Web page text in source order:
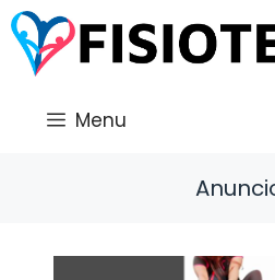
Saltar
al
contenido
Menu